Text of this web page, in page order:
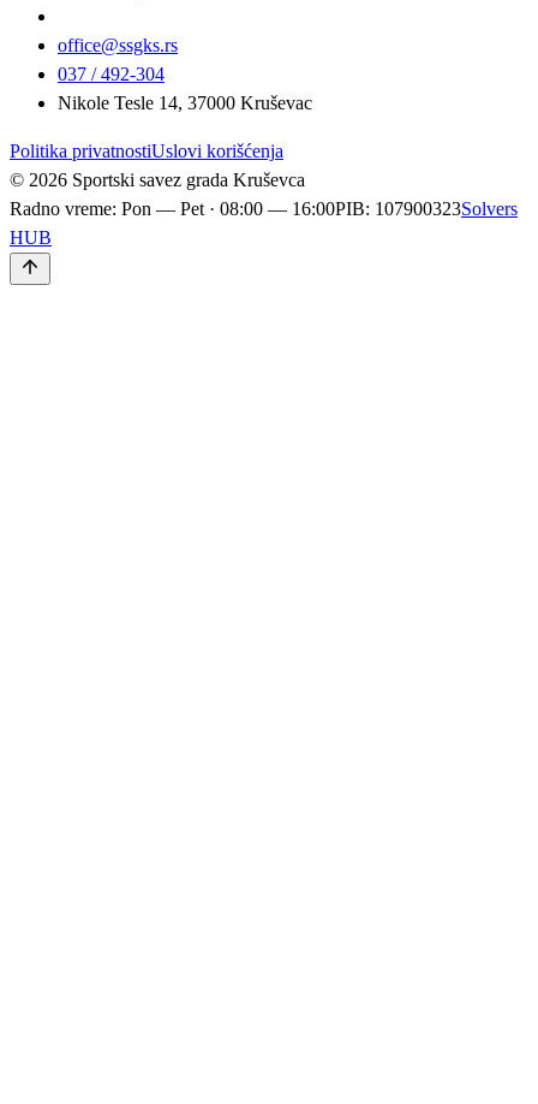
office@ssgks.rs
037 / 492-304
Nikole Tesle 14, 37000 Kruševac
Politika privatnostiUslovi korišćenja
© 2026 Sportski savez grada Kruševca
Radno vreme: Pon — Pet · 08:00 — 16:00PIB: 107900323Solvers
HUB